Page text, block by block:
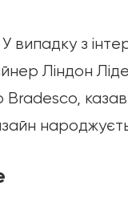
випадку з
Ліндон